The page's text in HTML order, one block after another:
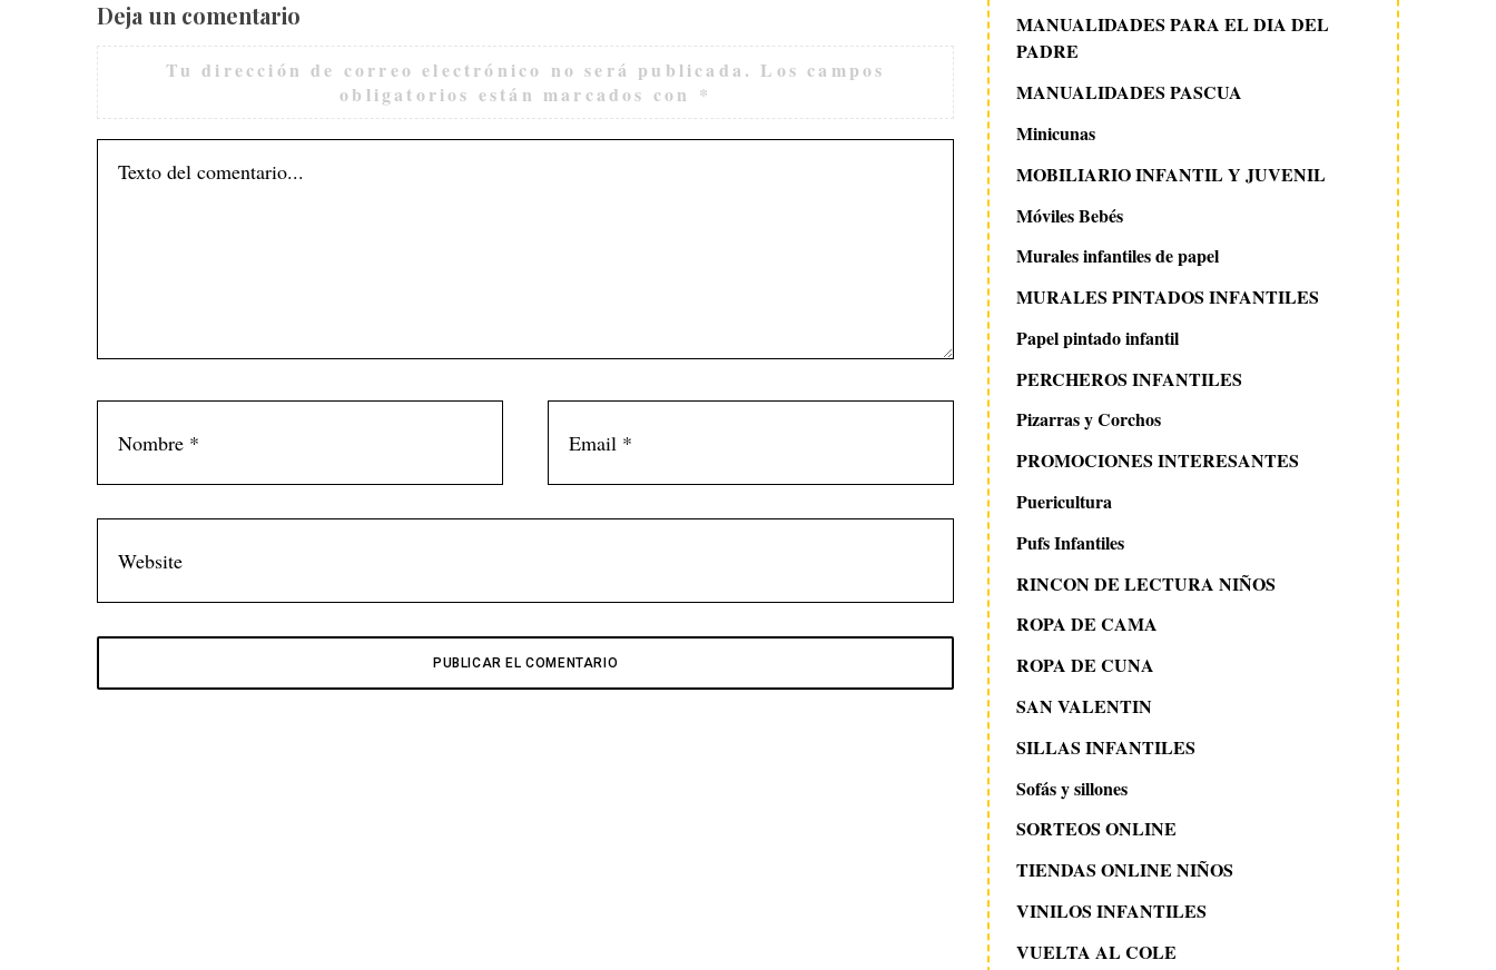
Deja un comentario
Tu dirección de correo electrónico no será publicada. Los campos
obligatorios están marcados con *
MANUALIDADES PARA EL DIA DEL
PADRE
MANUALIDADES PASCUA
Minicunas
MOBILIARIO INFANTIL Y JUVENIL
Móviles Bebés
Murales infantiles de papel
MURALES PINTADOS INFANTILES
Papel pintado infantil
PERCHEROS INFANTILES
Pizarras y Corchos
PROMOCIONES INTERESANTES
Puericultura
Pufs Infantiles
RINCON DE LECTURA NIÑOS
ROPA DE CAMA
ROPA DE CUNA
SAN VALENTIN
SILLAS INFANTILES
Sofás y sillones
SORTEOS ONLINE
TIENDAS ONLINE NIÑOS
VINILOS INFANTILES
VUELTA AL COLE